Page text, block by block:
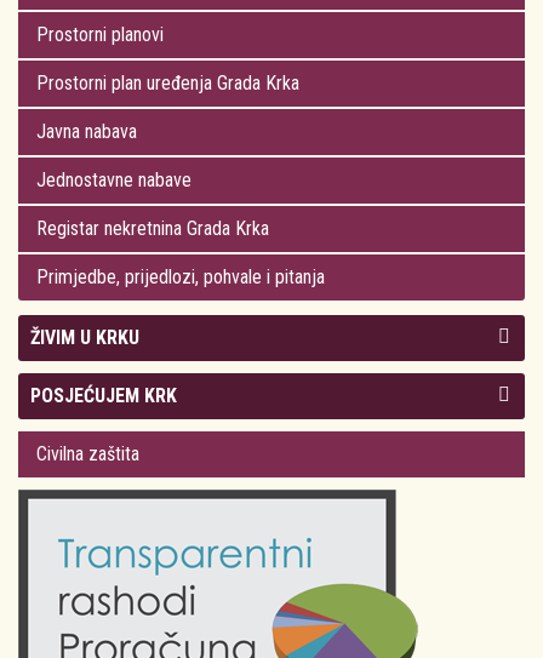
Prostorni planovi
Prostorni plan uređenja Grada Krka
Javna nabava
Jednostavne nabave
Registar nekretnina Grada Krka
Primjedbe, prijedlozi, pohvale i pitanja
ŽIVIM U KRKU
Kolegij gradonačelnika
Gradsko vijeće
Odluke Grada Krka (Službene novine PGŽ)
Obrazovanje
POSJEĆUJEM KRK
Plan Grada Krka
Krk 360° VR panorama
Krk uživo
Fotogalerije
Kalendar događanja
Civilna zaštita